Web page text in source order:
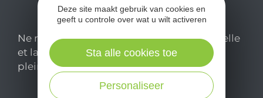
Ne manquez pas notre newsletter mensuelle
et laissez-vous inspirer pour profiter
pleinement de votre séjour en Aveyron.
Deze site maakt gebruik van cookies en
geeft u controle over wat u wilt activeren
Personaliseer
Sta alle cookies toe